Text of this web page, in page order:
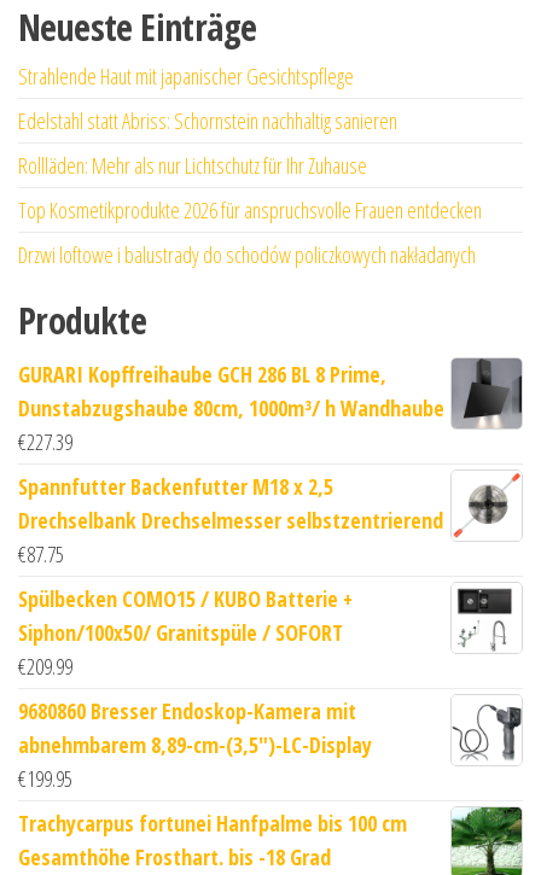
Neueste Einträge
Strahlende Haut mit japanischer Gesichtspflege
Edelstahl statt Abriss: Schornstein nachhaltig sanieren
Rollläden: Mehr als nur Lichtschutz für Ihr Zuhause
Top Kosmetikprodukte 2026 für anspruchsvolle Frauen entdecken
Drzwi loftowe i balustrady do schodów policzkowych nakładanych
Produkte
GURARI Kopffreihaube GCH 286 BL 8 Prime,
Dunstabzugshaube 80cm, 1000m³/ h Wandhaube
€227.39
Spannfutter Backenfutter M18 x 2,5
Drechselbank Drechselmesser selbstzentrierend
€87.75
Spülbecken COMO15 / KUBO Batterie +
Siphon/100x50/ Granitspüle / SOFORT
€209.99
9680860 Bresser Endoskop-Kamera mit
abnehmbarem 8,89-cm-(3,5")-LC-Display
€199.95
Trachycarpus fortunei Hanfpalme bis 100 cm
Gesamthöhe Frosthart. bis -18 Grad